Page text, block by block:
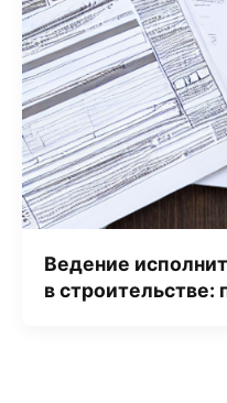
Ведение
в строительстве: